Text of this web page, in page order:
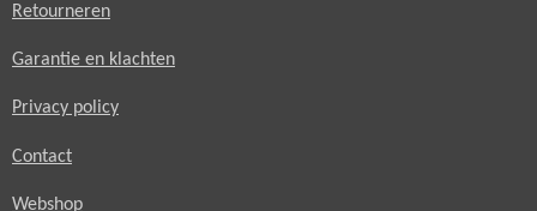
Retourneren
Garantie en klachten
Privacy policy
Contact
Webshop